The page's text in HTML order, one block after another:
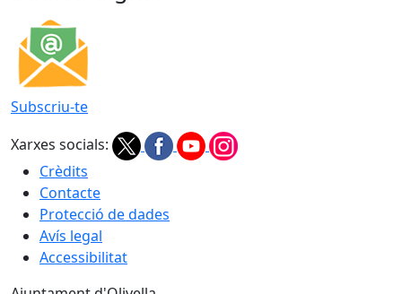
Subscriu-te
Xarxes socials:
Crèdits
Contacte
Protecció de dades
Avís legal
Accessibilitat